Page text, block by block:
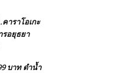
าราโอเกะ
รอยุธยา
บาท ดำน้ำ